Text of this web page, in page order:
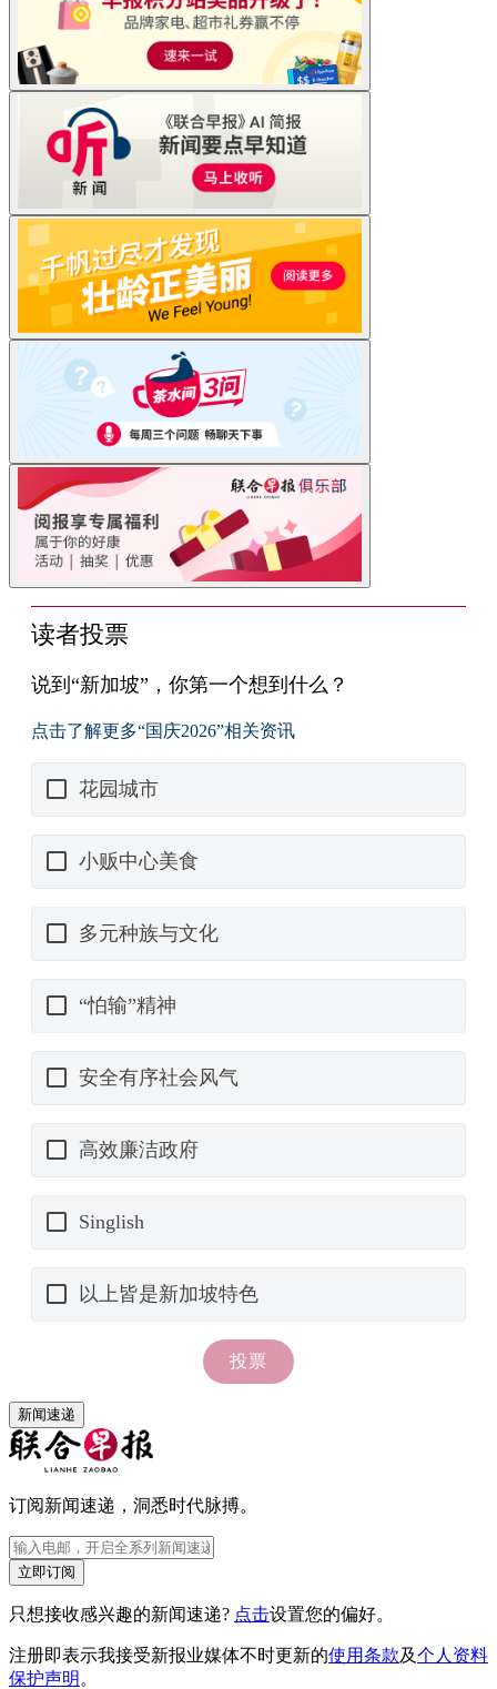
新闻速递
订阅新闻速递，洞悉时代脉搏。
立即订阅
只想接收感兴趣的新闻速递? 点击设置您的偏好。
注册即表示我接受新报业媒体不时更新的使用条款及个人资料
保护声明 。